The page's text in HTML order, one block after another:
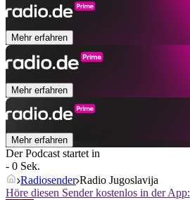
Mehr erfahren
Mehr erfahren
Mehr erfahren
Der Podcast startet in
- 0 Sek.
Radiosender Radio Jugoslavija
Höre diesen Sender kostenlos in der App: